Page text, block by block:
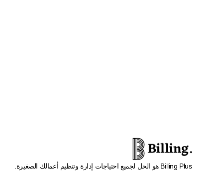
Billing Plus هو الحل لجميع احتياجات إدارة وتنظيم أعمالك الصغيرة.